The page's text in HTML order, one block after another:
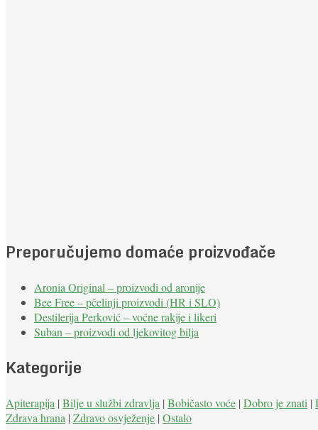
Preporučujemo domaće proizvođače
Aronia Original – proizvodi od aronije
Bee Free – pčelinji proizvodi (HR i SLO)
Destilerija Perković – voćne rakije i likeri
Suban – proizvodi od ljekovitog bilja
Kategorije
Apiterapija | Bilje u službi zdravlja | Bobičasto voće | Dobro je znati |
Zdrava hrana | Zdravo osvježenje | Ostalo